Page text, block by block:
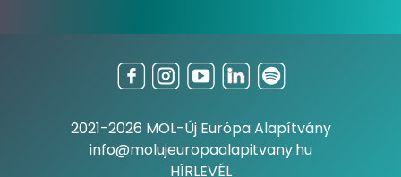
2021-2026 MOL-Új Európa Alapítvány
info@molujeuropaalapitvany.hu
HÍRLEVÉL